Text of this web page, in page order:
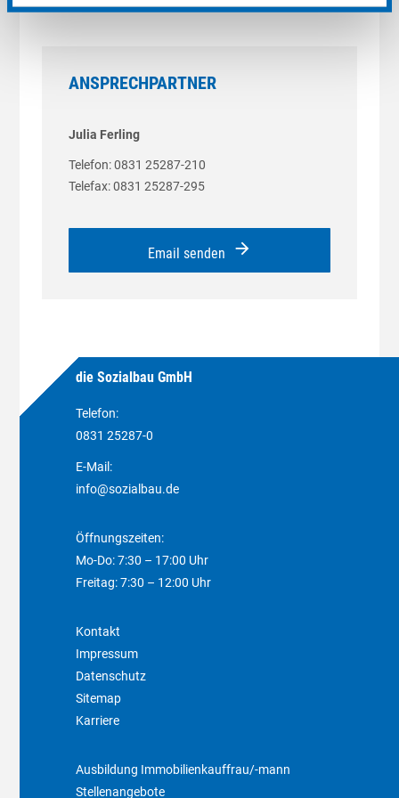
leer.
Feld
ANSPRECHPARTNER
Julia Ferling
Telefon: 0831 25287-210
Telefax: 0831 25287-295
Email senden arrow_forward
die Sozialbau GmbH
Telefon:
0831 25287-0
E-Mail:
info@sozialbau.de
Öffnungszeiten:
Mo-Do: 7:30 – 17:00 Uhr
Freitag: 7:30 – 12:00 Uhr
Kontakt
Impressum
Datenschutz
Sitemap
Karriere
Ausbildung Immobilienkauffrau/-mann
Stellenangebote